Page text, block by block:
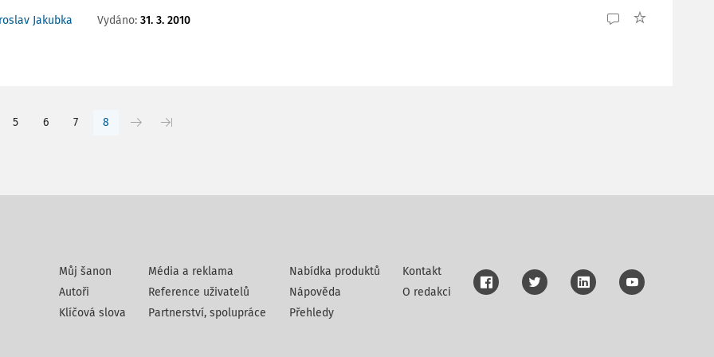
Jakubka Vydáno: 31. 3. 2010
5 6 7 8
Můj šanon
Autoři
Klíčová slova
Média a reklama
Reference uživatelů
Partnerství, spolupráce
Nabídka produktů
Nápověda
Přehledy
Kontakt
O redakci